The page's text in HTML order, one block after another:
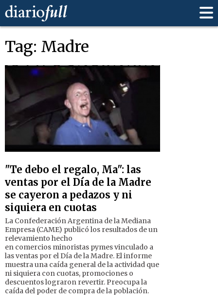
Tag: Madre
"Te debo el regalo, Ma": las
ventas por el Día de la Madre
se cayeron a pedazos y ni
siquiera en cuotas
La Confederación Argentina de la Mediana
Empresa (CAME) publicó los resultados de un
relevamiento hecho
en comercios minoristas pymes vinculado a
las ventas por el Día de la Madre. El informe
muestra una caída general de la actividad que
ni siquiera con cuotas, promociones o
descuentos lograron revertir. Preocupa la
caída del poder de compra de la población.